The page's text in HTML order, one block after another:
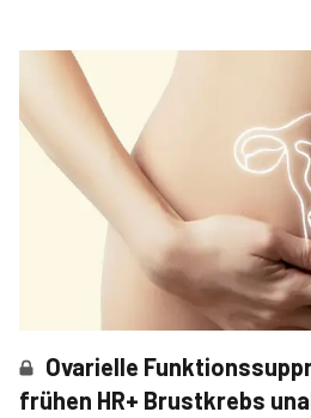
Ovarielle
frühen HR+ Brustkrebs